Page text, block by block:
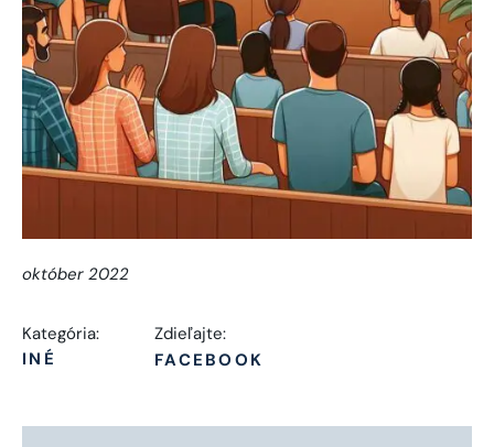
október 2022
Kategória:
INÉ
Zdieľajte:
FACEBOOK